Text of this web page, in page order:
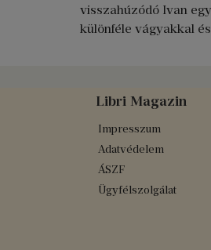
visszahúzódó Ivan
különféle vágyakkal
Libri Magazin
Impresszum
Adatvédelem
ÁSZF
Ügyfélszolgálat